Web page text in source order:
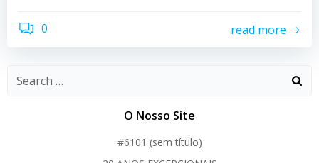
0 read more
O Nosso Site
#6101 (sem título)